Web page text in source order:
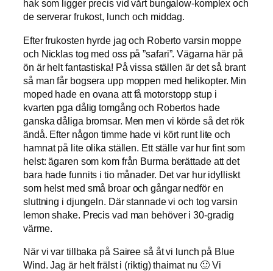
hak som ligger precis vid vårt bungalow-komplex och
de serverar frukost, lunch och middag.
Efter frukosten hyrde jag och Roberto varsin moppe
och Nicklas tog med oss på ”safari”. Vägarna här på
ön är helt fantastiska! På vissa ställen är det så brant
så man får bogsera upp moppen med helikopter. Min
moped hade en ovana att få motorstopp stup i
kvarten pga dålig tomgång och Robertos hade
ganska dåliga bromsar. Men men vi körde så det rök
ändå. Efter någon timme hade vi kört runt lite och
hamnat på lite olika ställen. Ett ställe var hur fint som
helst: ägaren som kom från Burma berättade att det
bara hade funnits i tio månader. Det var hur idylliskt
som helst med små broar och gångar nedför en
sluttning i djungeln. Där stannade vi och tog varsin
lemon shake. Precis vad man behöver i 30-gradig
värme.
När vi var tillbaka på Sairee så åt vi lunch på Blue
Wind. Jag är helt frälst i (riktig) thaimat nu 🙂 Vi